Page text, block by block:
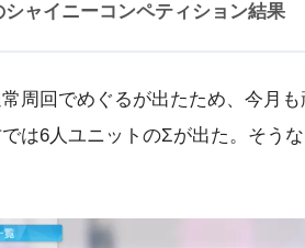
シャイニーコンペティション結果
周回でめぐるが出たため、今月
は6人ユニットのΣが出た。そう